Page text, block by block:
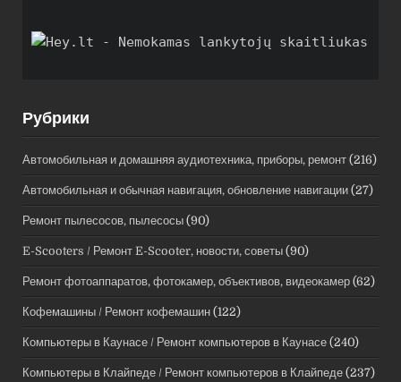
Рубрики
Автомобильная и домашняя аудиотехника, приборы, ремонт (216)
Автомобильная и обычная навигация, обновление навигации (27)
Ремонт пылесосов, пылесосы (90)
E-Scooters / Ремонт E-Scooter, новости, советы (90)
Ремонт фотоаппаратов, фотокамер, объективов, видеокамер (62)
Кофемашины / Ремонт кофемашин (122)
Компьютеры в Каунасе / Ремонт компьютеров в Каунасе (240)
Компьютеры в Клайпеде / Ремонт компьютеров в Клайпеде (237)